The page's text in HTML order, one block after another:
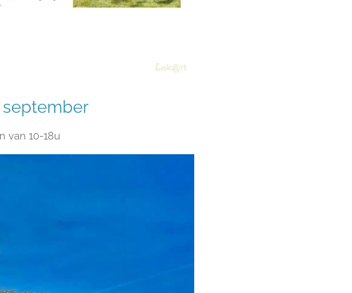
september
van 10-18u